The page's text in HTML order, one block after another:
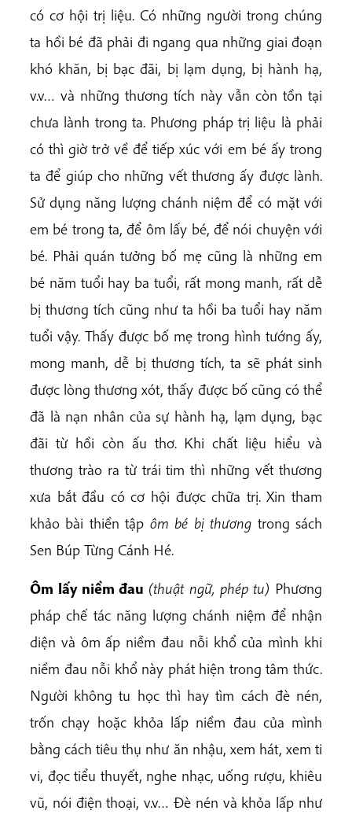
có cơ hội trị liệu. Có những người trong chúng
ta hồi bé đã phải đi ngang qua những giai đoạn
khó khăn, bị bạc đãi, bị lạm dụng, bị hành hạ,
v.v… và những thương tích này vẫn còn tồn tại
chưa lành trong ta. Phương pháp trị liệu là phải
có thì giờ trở về để tiếp xúc với em bé ấy trong
ta để giúp cho những vết thương ấy được lành.
Sử dụng năng lượng chánh niệm để có mặt với
em bé trong ta, để ôm lấy bé, để nói chuyện với
bé. Phải quán tưởng bố mẹ cũng là những em
bé năm tuổi hay ba tuổi, rất mong manh, rất dễ
bị thương tích cũng như ta hồi ba tuổi hay năm
tuổi vậy. Thấy được bố mẹ trong hình tướng ấy,
mong manh, dễ bị thương tích, ta sẽ phát sinh
được lòng thương xót, thấy được bố cũng có thể
đã là nạn nhân của sự hành hạ, lạm dụng, bạc
đãi từ hồi còn ấu thơ. Khi chất liệu hiểu và
thương trào ra từ trái tim thì những vết thương
xưa bắt đầu có cơ hội được chữa trị. Xin tham
khảo bài thiền tập ôm bé bị thương trong sách
Sen Búp Từng Cánh Hé.
Ôm lấy niềm đau (thuật ngữ, phép tu) Phương
pháp chế tác năng lượng chánh niệm để nhận
diện và ôm ấp niềm đau nỗi khổ của mình khi
niềm đau nỗi khổ này phát hiện trong tâm thức.
Người không tu học thì hay tìm cách đè nén,
trốn chạy hoặc khỏa lấp niềm đau của mình
bằng cách tiêu thụ như ăn nhậu, xem hát, xem ti
vi, đọc tiểu thuyết, nghe nhạc, uống rượu, khiêu
vũ, nói điện thoại, v.v… Đè nén và khỏa lấp như